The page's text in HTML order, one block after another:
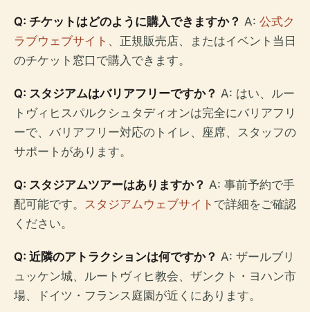
Q: チケットはどのように購入できますか？ A: 公式ク
ラブウェブサイト 、正規販売店、またはイベント当日
のチケット窓口で購入できます。
Q: スタジアムはバリアフリーですか？ A: はい、ルー
トヴィヒスパルクシュタディオンは完全にバリアフリ
ーで、バリアフリー対応のトイレ、座席、スタッフの
サポートがあります。
Q: スタジアムツアーはありますか？ A: 事前予約で手
配可能です。
スタジアムウェブサイト で詳細をご確認
ください。
Q: 近隣のアトラクションは何ですか？ A: ザールブリ
ュッケン城、ルートヴィヒ教会、ザンクト・ヨハン市
場、ドイツ・フランス庭園が近くにあります。